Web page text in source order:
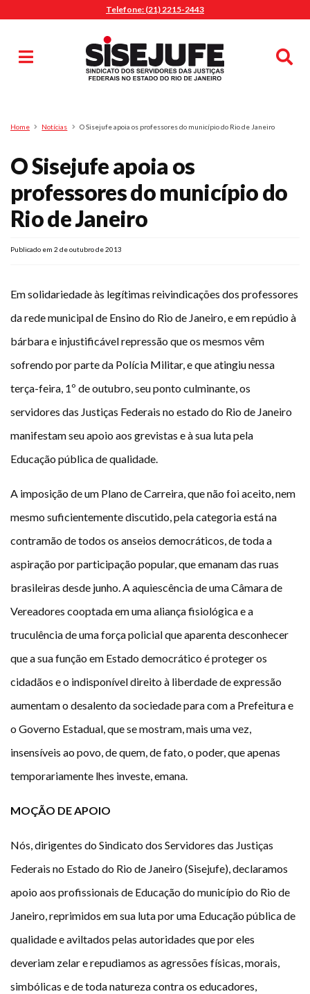
Telefone: (21) 2215-2443
Pesquisa
Home Notícias O Sisejufe apoia os professores do município do Rio de Janeiro
O Sisejufe apoia os
professores do município do
Rio de Janeiro
Publicado em 2 de outubro de 2013
Em solidariedade às legítimas reivindicações dos professores
da rede municipal de Ensino do Rio de Janeiro, e em repúdio à
bárbara e injustificável repressão que os mesmos vêm
sofrendo por parte da Polícia Militar, e que atingiu nessa
terça-feira, 1º de outubro, seu ponto culminante, os
servidores das Justiças Federais no estado do Rio de Janeiro
manifestam seu apoio aos grevistas e à sua luta pela
Educação pública de qualidade.
A imposição de um Plano de Carreira, que não foi aceito, nem
mesmo suficientemente discutido, pela categoria está na
contramão de todos os anseios democráticos, de toda a
aspiração por participação popular, que emanam das ruas
brasileiras desde junho. A aquiescência de uma Câmara de
Vereadores cooptada em uma aliança fisiológica e a
truculência de uma força policial que aparenta desconhecer
que a sua função em Estado democrático é proteger os
cidadãos e o indisponível direito à liberdade de expressão
aumentam o desalento da sociedade para com a Prefeitura e
o Governo Estadual, que se mostram, mais uma vez,
insensíveis ao povo, de quem, de fato, o poder, que apenas
temporariamente lhes investe, emana.
MOÇÃO DE APOIO
Nós, dirigentes do Sindicato dos Servidores das Justiças
Federais no Estado do Rio de Janeiro (Sisejufe), declaramos
apoio aos profissionais de Educação do município do Rio de
Janeiro, reprimidos em sua luta por uma Educação pública de
qualidade e aviltados pelas autoridades que por eles
deveriam zelar e repudiamos as agressões físicas, morais,
simbólicas e de toda natureza contra os educadores,
MENU
Sindicalize-se
Diretoria
O Sindicato
Agenda
Casa do Alto
Sede Campestre
Plano de Saúde
Assistência Funeral
Pós-graduação
FacebookInstagramTwitter YoutubeTikTok Whatsapp